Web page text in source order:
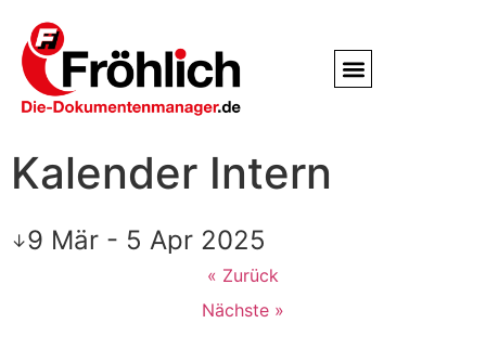
Kalender Intern
↓9 Mär - 5 Apr 2025
« Zurück
Nächste »